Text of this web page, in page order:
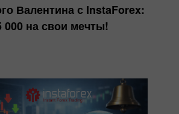
Валентина с InstaForex:
000 на свои мечты!